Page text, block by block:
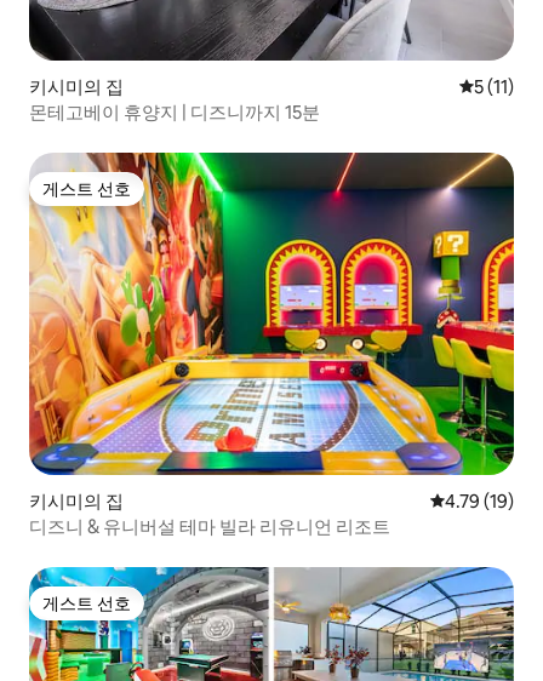
키시미의 집 평점 5점
5 (11)
몬테고베이 휴양지 | 디즈니까지 15분
게스트 선호
게스트 선호
키시미의 집 평점 4.79점
4.79 (19)
디즈니 & 유니버설 테마 빌라 리유니언 리조트
게스트 선호
게스트 선호